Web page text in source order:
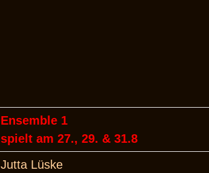
Ensemble 1
spielt am 27., 29. & 31.8
Jutta Lüske